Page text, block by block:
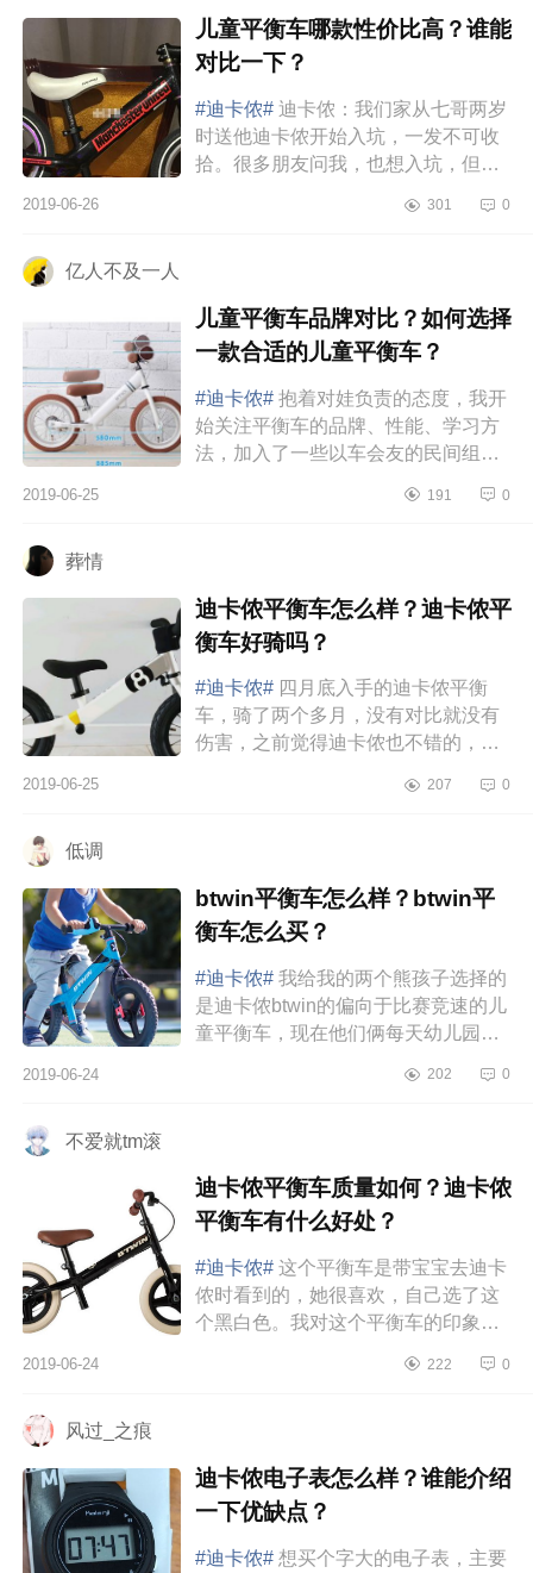
儿童平衡车哪款性价比高？谁能
对比一下？
#迪卡侬# 迪卡侬：我们家从七哥两岁
时送他迪卡侬开始入坑，一发不可收
拾。很多朋友问我，也想入坑，但是
浪费，我都会安利你们去迪卡侬试...
2019-06-26 301 0
亿人不及一人
儿童平衡车品牌对比？如何选择
一款合适的儿童平衡车？
#迪卡侬# 抱着对娃负责的态度，我开
始关注平衡车的品牌、性能、学习方
法，加入了一些以车会友的民间组
衡车的品牌：迪卡侬、strider、puk...
2019-06-25 191 0
葬情
迪卡侬平衡车怎么样？迪卡侬平
衡车好骑吗？
#迪卡侬# 四月底入手的迪卡侬平衡
车，骑了两个多月，没有对比就没有
伤害，之前觉得迪卡侬也不错的，至
道，嗯，这才是平衡车应该有的样
2019-06-25 207 0
低调
btwin平衡车怎么样？btwin平
衡车怎么买？
#迪卡侬# 我给我的两个熊孩子选择的
是迪卡侬btwin的偏向于比赛竞速的儿
童平衡车，现在他们俩每天幼儿园放
事先我们也带上了孩子去了迪卡侬...
2019-06-24 202 0
不爱就tm滚
迪卡侬平衡车质量如何？迪卡侬
平衡车有什么好处？
#迪卡侬# 这个平衡车是带宝宝去迪卡
侬时看到的，她很喜欢，自己选了这
个黑白色。我对这个平衡车的印象就
实稳固，摔摔碰碰不用担心散架子...
2019-06-24 222 0
风过_之痕
迪卡侬电子表怎么样？谁能介绍
一下优缺点？
#迪卡侬# 想买个字大的电子表，主要